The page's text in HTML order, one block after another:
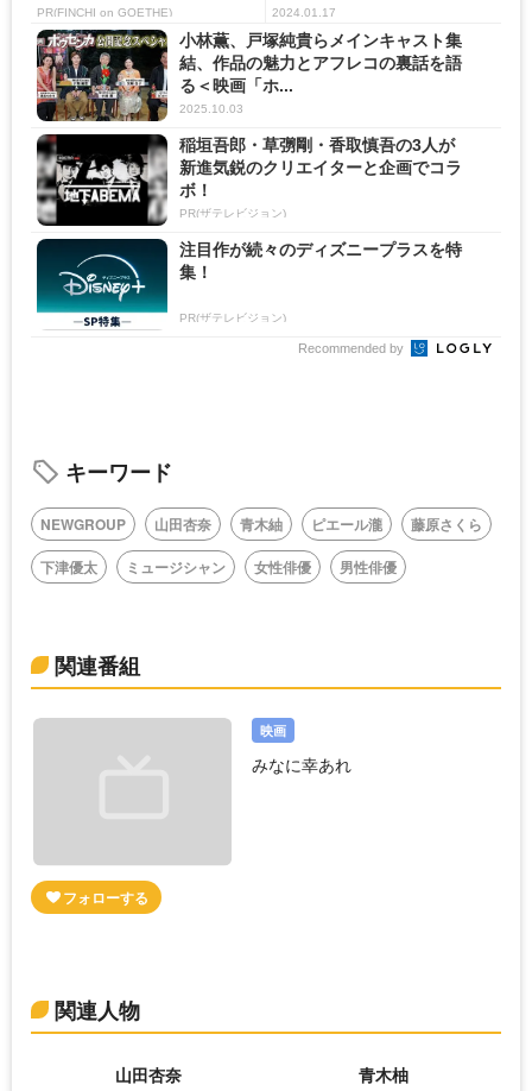
PR(FINCHI on GOETHE)
ル...
2024.01.17
小林薫、戸塚純貴らメインキャスト集
結、作品の魅力とアフレコの裏話を語
る＜映画「ホ...
2025.10.03
稲垣吾郎・草彅剛・香取慎吾の3人が
新進気鋭のクリエイターと企画でコラ
ボ！
PR(ザテレビジョン)
注目作が続々のディズニープラスを特
集！
PR(ザテレビジョン)
Recommended by
キーワード
NEWGROUP 山田杏奈 青木紬 ピエール瀧
藤原さくら
下津優太
ミュージシャン 女性俳優 男性俳優
関連番組
映画
みなに幸あれ
関連人物
山田杏奈 青木柚